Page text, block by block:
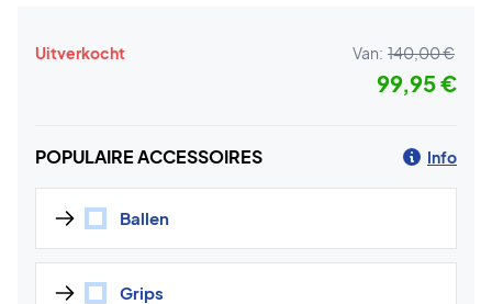
Uitverkocht Van: 140,00 €
99,95 €
POPULAIRE ACCESSOIRES Info
Ballen
Grips